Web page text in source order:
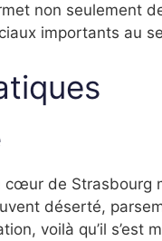
non seulement
importants au
cœur de Strasbourg
déserté,
voilà qu’il s’est